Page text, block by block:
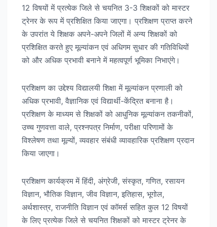
12 विषयों में प्रत्येक जिले से चयनित 3-3 शिक्षकों को मास्टर
ट्रेनर के रूप में प्रशिक्षित किया जाएगा। प्रशिक्षण प्राप्त करने
के उपरांत ये शिक्षक अपने-अपने जिलों में अन्य शिक्षकों को
प्रशिक्षित करते हुए मूल्यांकन एवं अधिगम सुधार की गतिविधियों
को और अधिक प्रभावी बनाने में महत्वपूर्ण भूमिका निभाएंगे।
प्रशिक्षण का उद्देश्य विद्यालयी शिक्षा में मूल्यांकन प्रणाली को
अधिक प्रभावी, वैज्ञानिक एवं विद्यार्थी-केंद्रित बनाना है।
प्रशिक्षण के माध्यम से शिक्षकों को आधुनिक मूल्यांकन तकनीकों,
उच्च गुणवत्ता वाले, प्रश्नपत्र निर्माण, परीक्षा परिणामों के
विश्लेषण तथा मूल्यों, व्यवहार संबंधी व्यावहारिक प्रशिक्षण प्रदान
किया जाएगा।
प्रशिक्षण कार्यक्रम में हिंदी, अंग्रेजी, संस्कृत, गणित, रसायन
विज्ञान, भौतिक विज्ञान, जीव विज्ञान, इतिहास, भूगोल,
अर्थशास्त्र, राजनीति विज्ञान एवं कॉमर्स सहित कुल 12 विषयों
के लिए प्रत्येक जिले से चयनित शिक्षकों को मास्टर ट्रेनर के